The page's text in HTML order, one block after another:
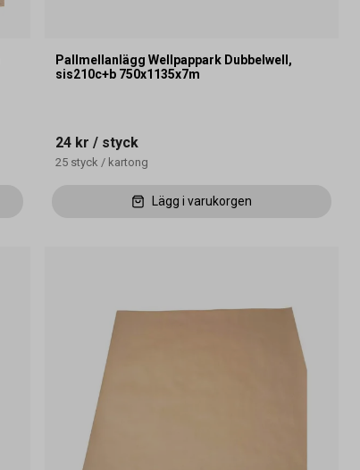
Pallmellanlägg Wellpappark Dubbelwell,
sis210c+b 750x1135x7m
24 kr / styck
25 styck / kartong
Lägg i varukorgen